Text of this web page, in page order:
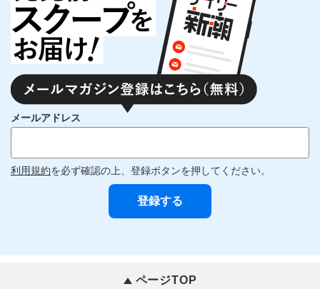
メールアドレス
利用規約を必ず確認の上、登録ボタンを押してください。
ページTOP